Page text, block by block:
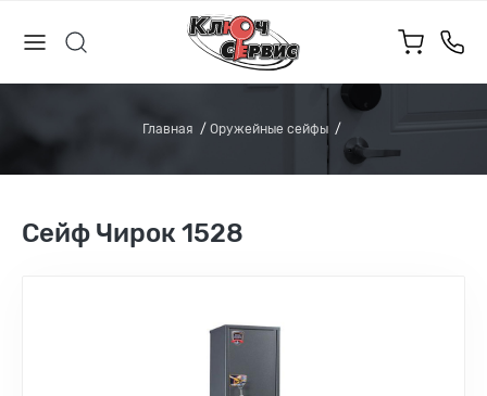
Главная Оружейные сейфы
Сейф Чирок 1528